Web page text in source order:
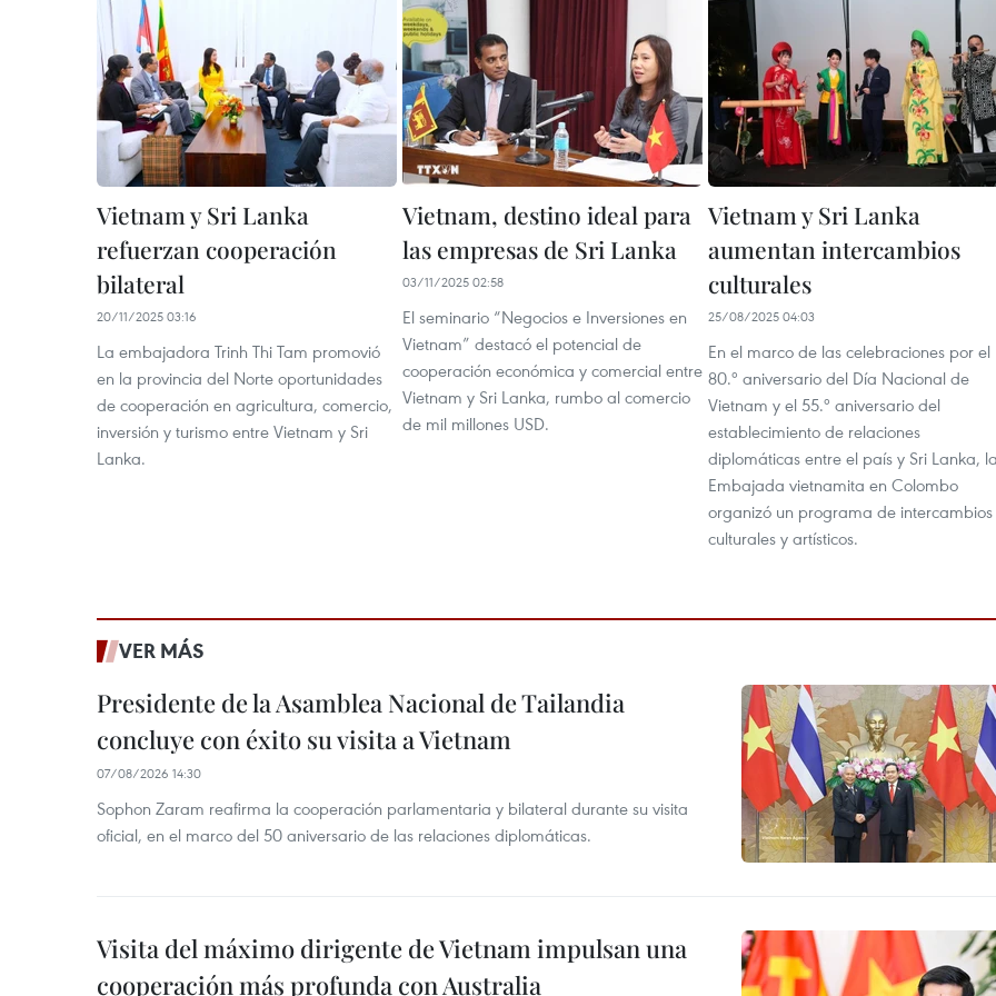
Vietnam y Sri Lanka
refuerzan cooperación
bilateral
20/11/2025 03:16
La embajadora Trinh Thi Tam promovió
en la provincia del Norte oportunidades
de cooperación en agricultura, comercio,
inversión y turismo entre Vietnam y Sri
Lanka.
Vietnam, destino ideal para
las empresas de Sri Lanka
03/11/2025 02:58
El seminario “Negocios e Inversiones en
Vietnam” destacó el potencial de
cooperación económica y comercial entre
Vietnam y Sri Lanka, rumbo al comercio
de mil millones USD.
Vietnam y Sri Lanka
aumentan intercambios
culturales
25/08/2025 04:03
En el marco de las celebraciones por el
80.º aniversario del Día Nacional de
Vietnam y el 55.º aniversario del
establecimiento de relaciones
diplomáticas entre el país y Sri Lanka,
Embajada vietnamita en Colombo
organizó un programa de intercambios
culturales y artísticos.
VER MÁS
Presidente de la Asamblea Nacional de Tailandia
concluye con éxito su visita a Vietnam
07/08/2026 14:30
Sophon Zaram reafirma la cooperación parlamentaria y bilateral durante su visita
oficial, en el marco del 50 aniversario de las relaciones diplomáticas.
Visita del máximo dirigente de Vietnam impulsan una
cooperación más profunda con Australia